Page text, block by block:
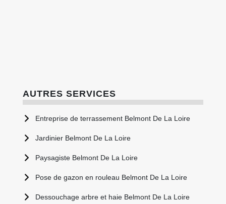
AUTRES SERVICES
Entreprise de terrassement Belmont De La Loire
Jardinier Belmont De La Loire
Paysagiste Belmont De La Loire
Pose de gazon en rouleau Belmont De La Loire
Dessouchage arbre et haie Belmont De La Loire